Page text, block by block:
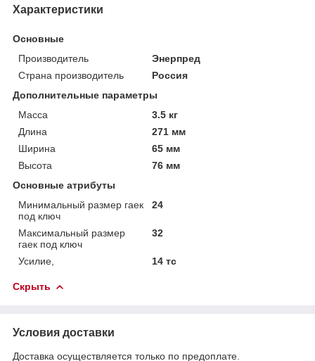
Характеристики
Основные
Производитель
Энерпред
Страна производитель
Россия
Дополнительные параметры
Масса
3.5 кг
Длина
271 мм
Ширина
65 мм
Высота
76 мм
Основные атрибуты
Минимальный размер гаек
под ключ
24
Максимальный размер
гаек под ключ
32
Усилие, 14 тс
Скрыть
Условия доставки
Доставка осуществляется только по предоплате.